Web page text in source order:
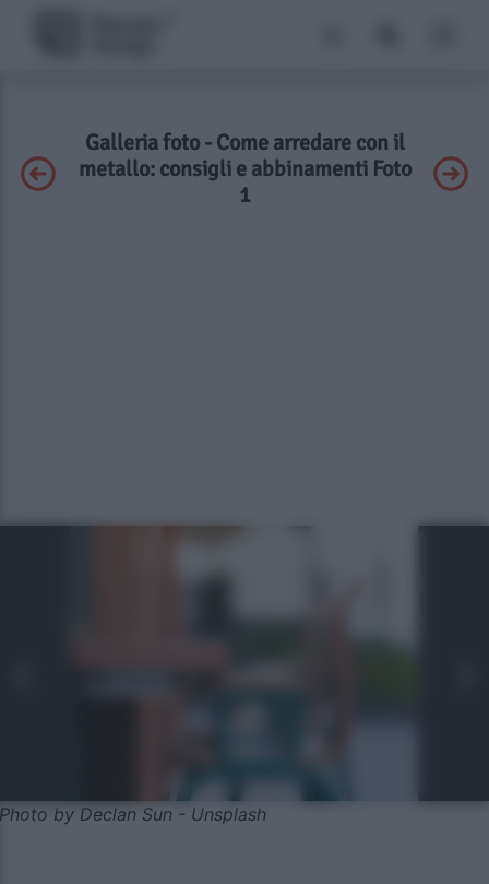
Galleria foto - Come arredare con il
metallo: consigli e abbinamenti Foto
1
Photo by Declan Sun - Unsplash